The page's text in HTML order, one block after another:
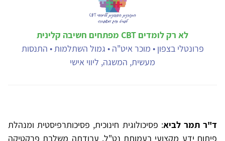
לא רק לומדים CBT מפתחים חשיבה קלינית
פרונטלי בצפון • מוכר איט"ה • גמול השתלמות • התנסות
מעשית, המשגה, ליווי אישי
ד"ר תמר לביא: פסיכולוגית חינוכית, פסיכותרפיסטית ומנהלת
פיתוח ידע מקצועי בעמותת נט"ל. עבודתה משלבת פרקטיקה